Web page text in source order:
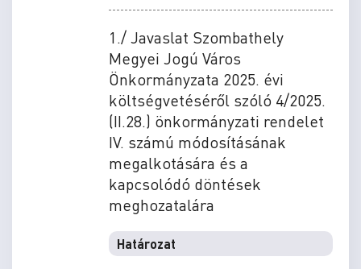
1./ Javaslat Szombathely
Megyei Jogú Város
Önkormányzata 2025. évi
költségvetéséről szóló 4/2025.
(II.28.) önkormányzati rendelet
IV. számú módosításának
megalkotására és a
kapcsolódó döntések
meghozatalára
Határozat